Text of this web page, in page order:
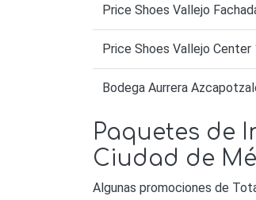
Price Shoes Vallejo
Price Shoes Vallejo Center
Bodega Aurrera
Paquetes de
Ciudad de
Algunas promociones de